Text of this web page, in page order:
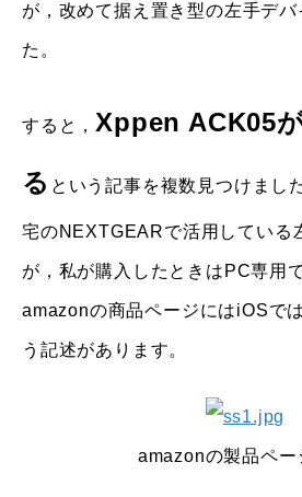
が，改めて据え置き型の左手デ
た。
すると， Xppen ACK05
る という記事を複数見つけまし
宅のNEXTGEARで活用している
が，私が購入したときはPC専用
amazonの商品ページにはiOSで
う記述があります。
amazonの製品ペー